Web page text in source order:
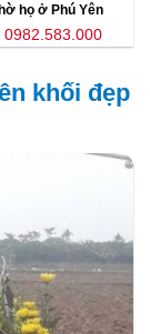
họ ở Phú Yên
0982.583.000
khối đẹp